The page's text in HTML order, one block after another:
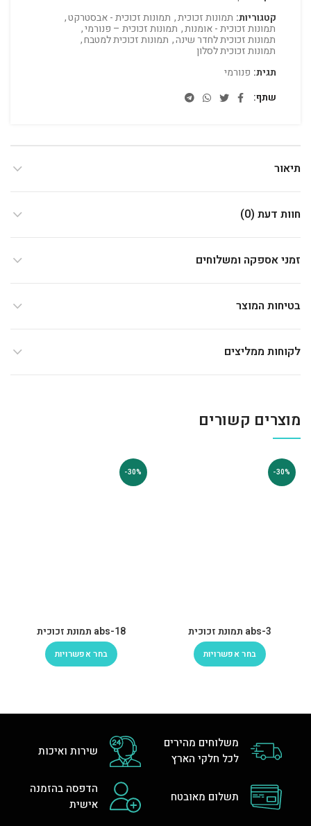
קטגוריות: תמונות זכוכית, תמונות זכוכית - אבסטרקט,
תמונות זכוכית - אומנות, תמונות זכוכית – פנורמי,
תמונות זכוכית לחדר שינה, תמונות זכוכית למטבח,
תמונות זכוכית לסלון
תגית: פנורמי
שתף
תיאור
חוות דעת (0)
זמני אספקה ומשלוחים
בטיחות המוצר
לקוחות ממליצים
מוצרים קשורים
-30%
abs-3 תמונת זכוכית
בחר אפשרויות
-30%
abs-18 תמונת זכוכית
בחר אפשרויות
משלוחים מהירים
לכל חלקי הארץ
שירות ואיכות
תשלום מאובטח
הדפסה בהזמנה
אישית